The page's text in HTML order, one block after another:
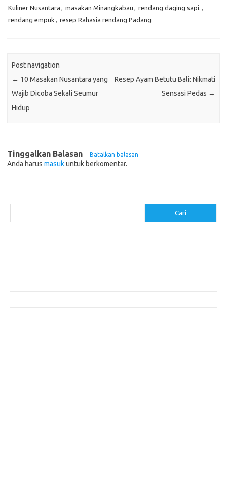
Kuliner Nusantara , masakan Minangkabau , rendang daging sapi. ,
rendang empuk , resep Rahasia rendang Padang
Post navigation
← 10 Masakan Nusantara yang
Wajib Dicoba Sekali Seumur
Hidup
Resep Ayam Betutu Bali: Nikmati
Sensasi Pedas →
Tinggalkan Balasan Batalkan balasan
Anda harus masukuntuk berkomentar.
Cari